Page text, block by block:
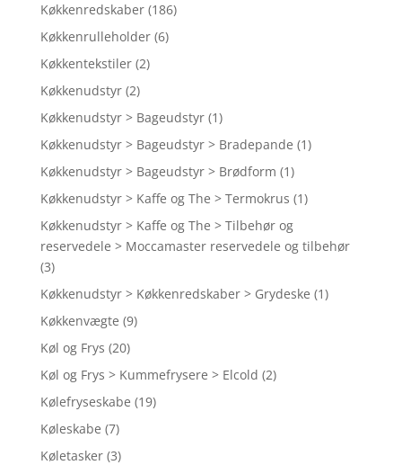
Køkkenredskaber (186)
Køkkenrulleholder (6)
Køkkentekstiler (2)
Køkkenudstyr (2)
Køkkenudstyr > Bageudstyr (1)
Køkkenudstyr > Bageudstyr > Bradepande (1)
Køkkenudstyr > Bageudstyr > Brødform (1)
Køkkenudstyr > Kaffe og The > Termokrus (1)
Køkkenudstyr > Kaffe og The > Tilbehør og
reservedele > Moccamaster reservedele og tilbehør
(3)
Køkkenudstyr > Køkkenredskaber > Grydeske (1)
Køkkenvægte (9)
Køl og Frys (20)
Køl og Frys > Kummefrysere > Elcold (2)
Kølefryseskabe (19)
Køleskabe (7)
Køletasker (3)